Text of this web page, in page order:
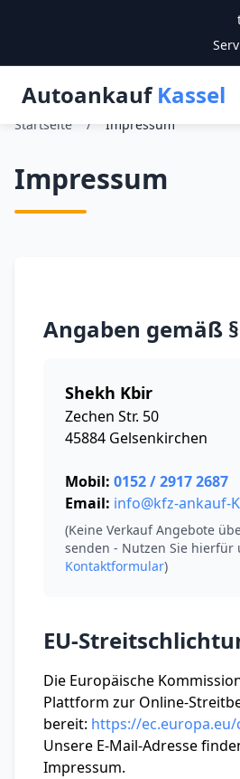
Autoankauf Kassel
Startseite / Impressum
Impressum
Angaben gemäß §
Shekh Kbir
Zechen Str. 50
45884 Gelsenkirchen
Mobil: 0152 / 2917 2687
Email: info@kfz-ankauf-
(Keine Verkauf Angebote
senden - Nutzen Sie hierfür
Kontaktformular)
EU-
Die Europäische
Plattform zur Online-
bereit: https://
Unsere E-Mail-Adresse
Impressum.